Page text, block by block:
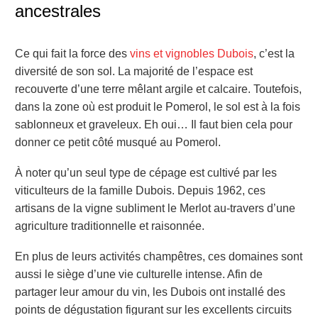
ancestrales
Ce qui fait la force des vins et vignobles Dubois, c’est la
diversité de son sol. La majorité de l’espace est
recouverte d’une terre mêlant argile et calcaire. Toutefois,
dans la zone où est produit le Pomerol, le sol est à la fois
sablonneux et graveleux. Eh oui… Il faut bien cela pour
donner ce petit côté musqué au Pomerol.
À noter qu’un seul type de cépage est cultivé par les
viticulteurs de la famille Dubois. Depuis 1962, ces
artisans de la vigne subliment le Merlot au-travers d’une
agriculture traditionnelle et raisonnée.
En plus de leurs activités champêtres, ces domaines sont
aussi le siège d’une vie culturelle intense. Afin de
partager leur amour du vin, les Dubois ont installé des
points de dégustation figurant sur les excellents circuits